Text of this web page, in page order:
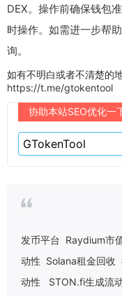
DEX。操作前确保钱包
时操作。如需进一步帮
询。
如有不明白或者不清楚的
https://t.me/gtokentool
协助本站SEO优化一
发币平台 Raydium市
动性 Solana租金回收
动性
STON.fi生成流